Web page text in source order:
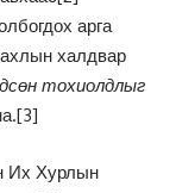
арга
халдвар
тохиолдлыг
[3]
Их Хурлын